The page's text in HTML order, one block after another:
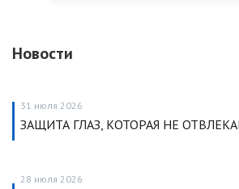
Новости
31 июля 2026
ЗАЩИТА ГЛАЗ, КОТОРАЯ НЕ
28 июля 2026